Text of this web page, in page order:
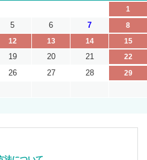
1
5 6 7
8
12 13 14
15
19 20 21
22
26 27 28
29